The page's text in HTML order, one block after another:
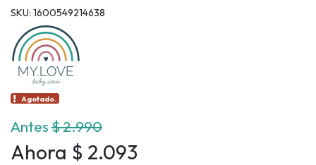
SKU: 1600549214638
Agotado.
Antes$ 2.990
Ahora $ 2.093